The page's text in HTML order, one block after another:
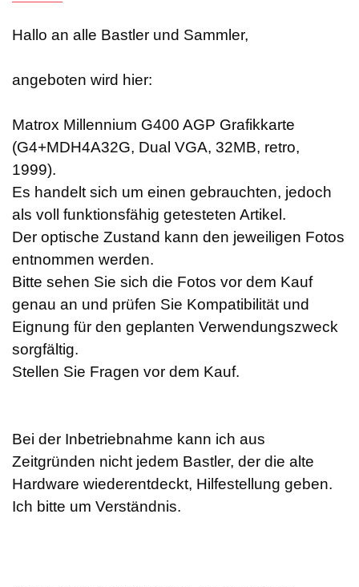
Hallo an alle Bastler und Sammler,
angeboten wird hier:
Matrox Millennium G400 AGP Grafikkarte
(G4+MDH4A32G, Dual VGA, 32MB, retro,
1999).
Es handelt sich um einen gebrauchten, jedoch
als voll funktionsfähig getesteten Artikel.
Der optische Zustand kann den jeweiligen Fotos
entnommen werden.
Bitte sehen Sie sich die Fotos vor dem Kauf
genau an und prüfen Sie Kompatibilität und
Eignung für den geplanten Verwendungszweck
sorgfältig.
Stellen Sie Fragen vor dem Kauf.
Bei der Inbetriebnahme kann ich aus
Zeitgründen nicht jedem Bastler, der die alte
Hardware wiederentdeckt, Hilfestellung geben.
Ich bitte um Verständnis.